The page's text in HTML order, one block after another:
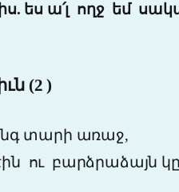
ես ա՛լ ողջ եմ
(2 )
տարի առաջ,
ու բարձրաձայն